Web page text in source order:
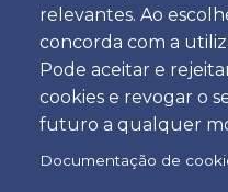
relevantes. Ao
concorda com a
Pode aceitar e
cookies e revogar o
futuro a qualquer
Documentação de
Devolução
Localização